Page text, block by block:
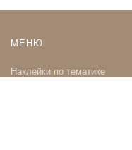
МЕНЮ
Наклейки по тематике